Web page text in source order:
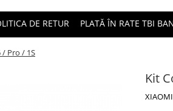
DE RETUR PLATĂ ÎN RATE TBI
Pro / 1S
Kit
XIAOMI